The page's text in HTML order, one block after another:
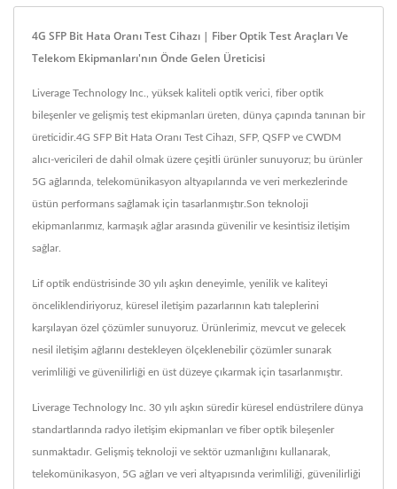
4G SFP Bit Hata Oranı Test Cihazı | Fiber Optik Test Araçları Ve
Telekom Ekipmanları'nın Önde Gelen Üreticisi
Liverage Technology Inc., yüksek kaliteli optik verici, fiber optik
bileşenler ve gelişmiş test ekipmanları üreten, dünya çapında tanınan bir
üreticidir.4G SFP Bit Hata Oranı Test Cihazı, SFP, QSFP ve CWDM
alıcı-vericileri de dahil olmak üzere çeşitli ürünler sunuyoruz; bu ürünler
5G ağlarında, telekomünikasyon altyapılarında ve veri merkezlerinde
üstün performans sağlamak için tasarlanmıştır.Son teknoloji
ekipmanlarımız, karmaşık ağlar arasında güvenilir ve kesintisiz iletişim
sağlar.
Lif optik endüstrisinde 30 yılı aşkın deneyimle, yenilik ve kaliteyi
önceliklendiriyoruz, küresel iletişim pazarlarının katı taleplerini
karşılayan özel çözümler sunuyoruz. Ürünlerimiz, mevcut ve gelecek
nesil iletişim ağlarını destekleyen ölçeklenebilir çözümler sunarak
verimliliği ve güvenilirliği en üst düzeye çıkarmak için tasarlanmıştır.
Liverage Technology Inc. 30 yılı aşkın süredir küresel endüstrilere dünya
standartlarında radyo iletişim ekipmanları ve fiber optik bileşenler
sunmaktadır. Gelişmiş teknoloji ve sektör uzmanlığını kullanarak,
telekomünikasyon, 5G ağları ve veri altyapısında verimliliği, güvenilirliği